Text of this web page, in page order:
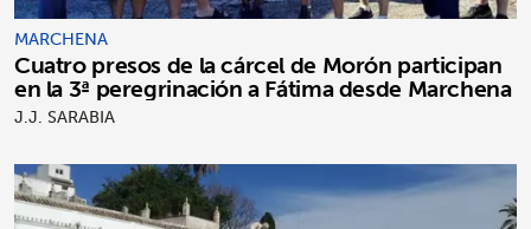
MARCHENA
Cuatro presos de la cárcel de Morón participan
en la 3ª peregrinación a Fátima desde Marchena
J.J. SARABIA